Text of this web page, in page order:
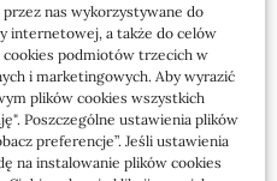
nas wykorzystywane do
internetowej, a także do celów
podmiotów trzecich w
i marketingowych. Aby wyrazić
plików cookies wszystkich
Poszczególne ustawienia plików
preferencje”. Jeśli ustawienia
na instalowanie plików cookies
czy nowe
przejmie